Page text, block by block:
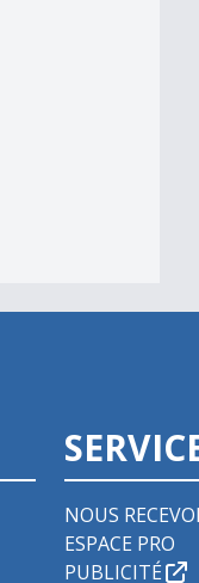
NOUS
ESPACE PRO
PUBLICITÉ